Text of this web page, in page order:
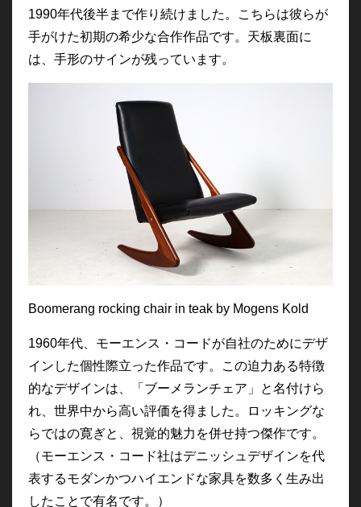
1990年代後半まで作り続けました。こちらは彼らが
手がけた初期の希少な合作作品です。天板裏面に
は、手形のサインが残っています。
Boomerang rocking chair in teak by Mogens Kold
1960年代、モーエンス・コードが自社のためにデザ
インした個性際立った作品です。この迫力ある特徴
的なデザインは、「ブーメランチェア」と名付けら
れ、世界中から高い評価を得ました。ロッキングな
らではの寛ぎと、視覚的魅力を併せ持つ傑作です。
（モーエンス・コード社はデニッシュデザインを代
表するモダンかつハイエンドな家具を数多く生み出
したことで有名です。）